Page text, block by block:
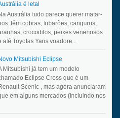
é letal
Austrália tudo parece querer matar-
têm cobras, tubarões, cangurus,
crocodilos, peixes venenosos
até Toyotas Yaris voadore...
Mitsubishi Eclipse
Mitsubishi já tem um modelo
Eclipse Cross que é um
Scenic , mas agora anunciaram
em alguns mercados (incluindo nos